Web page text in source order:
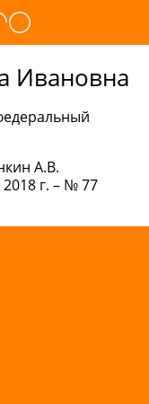
Ивановна
А.В.
2018 г. – № 77